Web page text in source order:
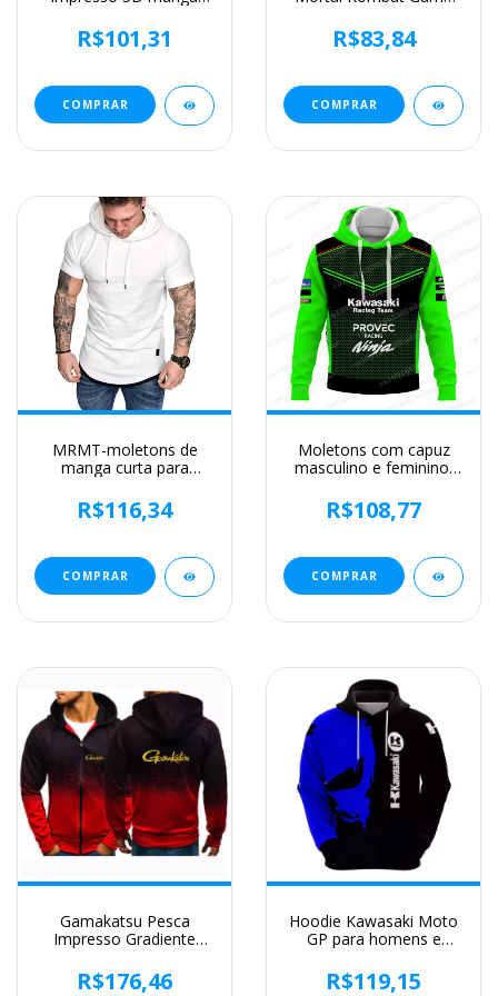
capuz, rua adolescente
casual roupas plus size,
R$101,31
COMPRAR
Print, Moletons
extragrandes, Pullovers
treino, Moda
R$83,84
COMPRAR
MRMT-moletons de
manga curta para
masculino com capuz
casual, moletons
novidade nova, 2022,
2024
R$116,34
COMPRAR
Moletons com capuz
masculino e feminino,
Kawasaki, Esportes
Radicais, Nova Edição,
R$108,77
COMPRAR
Gamakatsu Pesca
Impresso Gradiente
Harajuku Zipper Hoodie,
R$176,46
Hoodie Kawasaki Moto
GP para homens e
esportivo infantil, lazer
R$119,15